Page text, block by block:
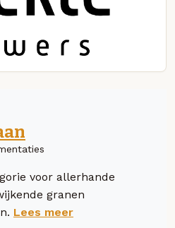
voor allerhande
granen
Lees meer